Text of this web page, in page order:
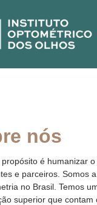
nós
propósito é humanizar
e parceiros. Somos
no Brasil. Temos
superior que